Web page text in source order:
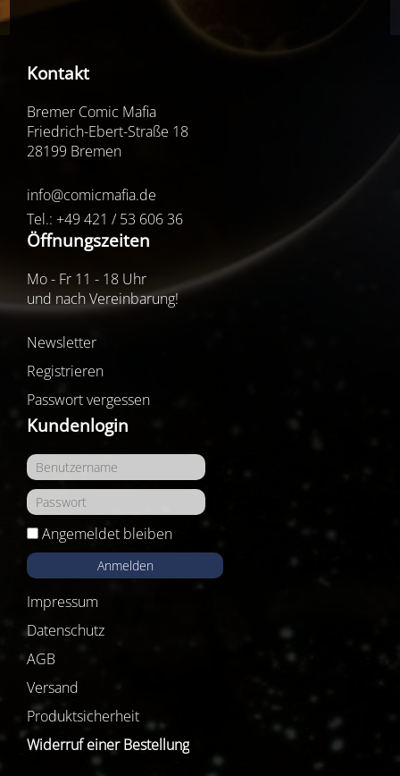
Kontakt
Bremer Comic Mafia
Friedrich-Ebert-Straße 18
28199 Bremen
info@comicmafia.de
Tel.: +49 421 / 53 606 36
Öffnungszeiten
Mo - Fr 11 - 18 Uhr
und nach Vereinbarung!
Newsletter
Registrieren
Passwort vergessen
Kundenlogin
Angemeldet bleiben
Anmelden
Impressum
Datenschutz
AGB
Versand
Produktsicherheit
Widerruf einer Bestellung